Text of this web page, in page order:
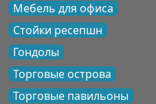
Мебель для офиса
Стойки ресепшн
Гондолы
Торговые острова
Торговые павильоны